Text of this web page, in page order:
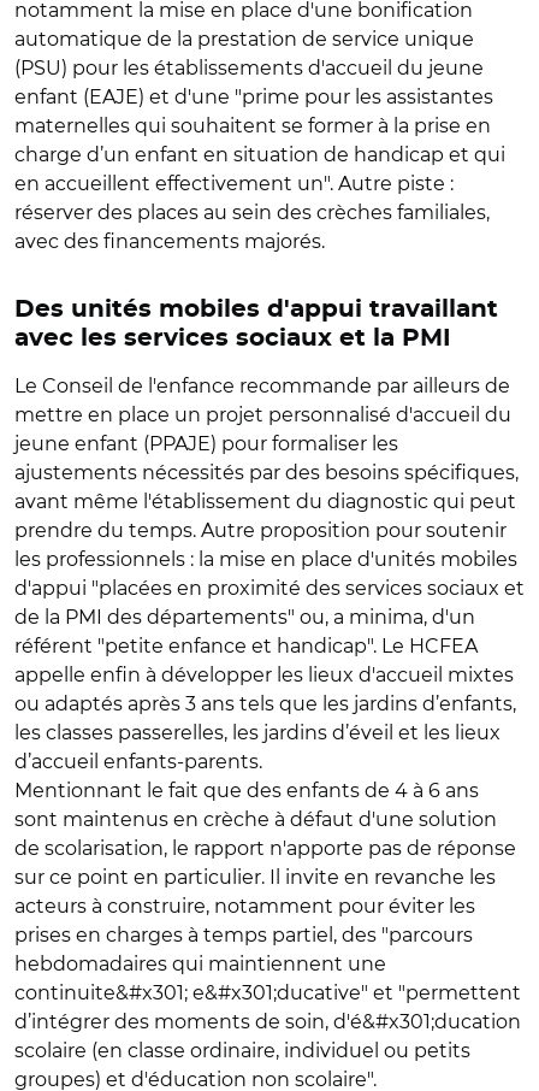
notamment la mise en place d'une bonification
automatique de la prestation de service unique
(PSU) pour les établissements d'accueil du jeune
enfant (EAJE) et d'une "prime pour les assistantes
maternelles qui souhaitent se former à la prise en
charge d’un enfant en situation de handicap et qui
en accueillent effectivement un". Autre piste :
réserver des places au sein des crèches familiales,
avec des financements majorés.
Des unités mobiles d'appui travaillant
avec les services sociaux et la PMI
Le Conseil de l'enfance recommande par ailleurs de
mettre en place un projet personnalisé d'accueil du
jeune enfant (PPAJE) pour formaliser les
ajustements nécessités par des besoins spécifiques,
avant même l'établissement du diagnostic qui peut
prendre du temps. Autre proposition pour soutenir
les professionnels : la mise en place d'unités mobiles
d'appui "placées en proximité des services sociaux et
de la PMI des départements" ou, a minima, d'un
référent "petite enfance et handicap". Le HCFEA
appelle enfin à développer les lieux d'accueil mixtes
ou adaptés après 3 ans tels que les jardins d’enfants,
les classes passerelles, les jardins d’éveil et les lieux
d’accueil enfants-parents.
Mentionnant le fait que des enfants de 4 à 6 ans
sont maintenus en crèche à défaut d'une solution
de scolarisation, le rapport n'apporte pas de réponse
sur ce point en particulier. Il invite en revanche les
acteurs à construire, notamment pour éviter les
prises en charges à temps partiel, des "parcours
hebdomadaires qui maintiennent une
continuite&#x301; e&#x301;ducative" et "permettent
d’intégrer des moments de soin, d'é&#x301;ducation
scolaire (en classe ordinaire, individuel ou petits
groupes) et d'éducation non scolaire".